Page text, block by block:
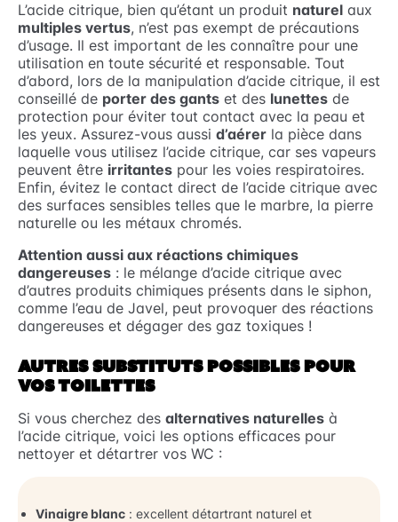
L’acide citrique, bien qu’étant un produit naturel aux
multiples vertus, n’est pas exempt de précautions
d’usage. Il est important de les connaître pour une
utilisation en toute sécurité et responsable. Tout
d’abord, lors de la manipulation d’acide citrique, il est
conseillé de porter des gants et des lunettes de
protection pour éviter tout contact avec la peau et
les yeux. Assurez-vous aussi d’aérer la pièce dans
laquelle vous utilisez l’acide citrique, car ses vapeurs
peuvent être irritantes pour les voies respiratoires.
Enfin, évitez le contact direct de l’acide citrique avec
des surfaces sensibles telles que le marbre, la pierre
naturelle ou les métaux chromés.
Attention aussi aux réactions chimiques
dangereuses : le mélange d’acide citrique avec
d’autres produits chimiques présents dans le siphon,
comme l’eau de Javel, peut provoquer des réactions
dangereuses et dégager des gaz toxiques !
AUTRES SUBSTITUTS POSSIBLES POUR
VOS TOILETTES
Si vous cherchez des alternatives naturelles à
l’acide citrique, voici les options efficaces pour
nettoyer et détartrer vos WC :
Vinaigre blanc : excellent détartrant naturel et